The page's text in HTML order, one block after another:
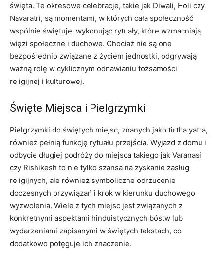
święta. Te okresowe celebracje, takie jak Diwali, Holi czy
Navaratri, są momentami, w których cała społeczność
wspólnie świętuje, wykonując rytuały, które wzmacniają
więzi społeczne i duchowe. Chociaż nie są one
bezpośrednio związane z życiem jednostki, odgrywają
ważną rolę w cyklicznym odnawianiu tożsamości
religijnej i kulturowej.
Święte Miejsca i Pielgrzymki
Pielgrzymki do świętych miejsc, znanych jako tirtha yatra,
również pełnią funkcję rytuału przejścia. Wyjazd z domu i
odbycie długiej podróży do miejsca takiego jak Varanasi
czy Rishikesh to nie tylko szansa na zyskanie zasług
religijnych, ale również symboliczne odrzucenie
doczesnych przywiązań i krok w kierunku duchowego
wyzwolenia. Wiele z tych miejsc jest związanych z
konkretnymi aspektami hinduistycznych bóstw lub
wydarzeniami zapisanymi w świętych tekstach, co
dodatkowo potęguje ich znaczenie.